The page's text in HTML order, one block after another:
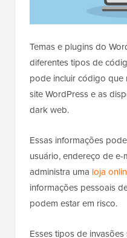
Temas e plugins do
diferentes tipos de
pode incluir código
site WordPress e as
dark web.
Essas informações
usuário, endereço de e-
administra uma loja
informações pessoais
podem estar em risco.
Esses tipos de